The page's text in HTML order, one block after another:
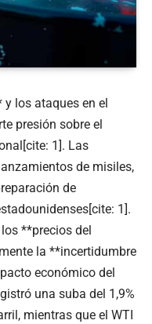
los ataques en el
presión sobre el
1]. Las
de misiles,
de
1].
**precios del
la **incertidumbre
económico del
una suba del 1,9%
mientras que el WTI